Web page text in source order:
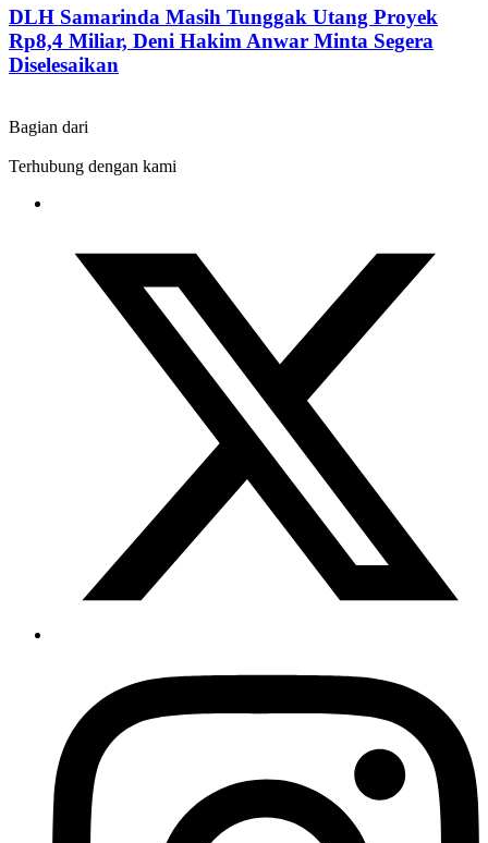
DLH Samarinda Masih Tunggak Utang Proyek
Rp8,4 Miliar, Deni Hakim Anwar Minta Segera
Diselesaikan
Bagian dari
Terhubung dengan kami